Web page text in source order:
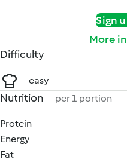
Sign
More
Difficulty
easy
Nutrition per 1 portion
Protein
Energy
Fat